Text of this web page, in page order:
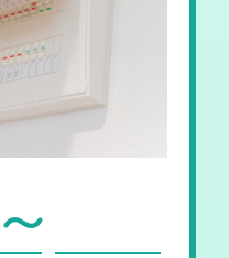
〜